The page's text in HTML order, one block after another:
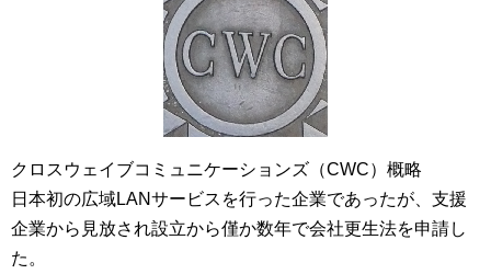
クロスウェイブコミュニケーションズ（CWC）概略
日本初の広域LANサービスを行った企業であったが、支援
企業から見放され設立から僅か数年で会社更生法を申請し
た。